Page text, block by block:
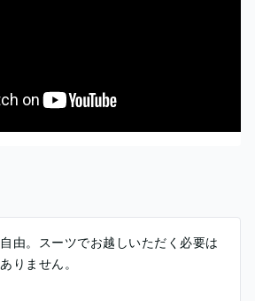
自由。スーツでお越しいただく必要は
ありません。